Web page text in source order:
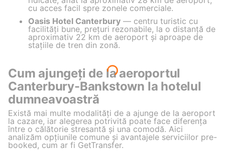
cu acces facil spre zonele comerciale.
Oasis Hotel Canterbury — centru turistic cu
facilități bune, prețuri rezonabile, la o distanță de
aproximativ 22 km de aeroport și aproape de
stațiile de tren din zonă.
Cum ajungeți de la aeroportul
Canterbury-Bankstown la hotelul
dumneavoastră
Există mai multe modalități de a ajunge de la aeroport
la cazare, iar alegerea potrivită poate face diferența
între o călătorie stresantă și una comodă. Aici
analizăm opțiunile comune și avantajele serviciilor pre-
booked, cum ar fi GetTransfer.